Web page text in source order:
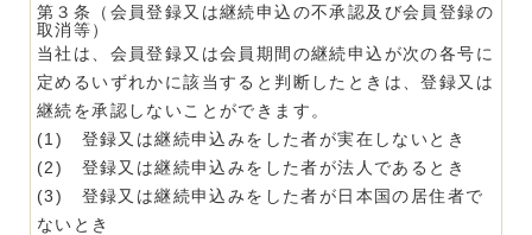
第３条（会員登録又は継続申込の不承認及び会員登録の
取消等）
当社は、会員登録又は会員期間の継続申込が次の各号に
定めるいずれかに該当すると判断したときは、登録又は
継続を承認しないことができます。
(1) 登録又は継続申込みをした者が実在しないとき
(2) 登録又は継続申込みをした者が法人であるとき
(3) 登録又は継続申込みをした者が日本国の居住者で
ないとき